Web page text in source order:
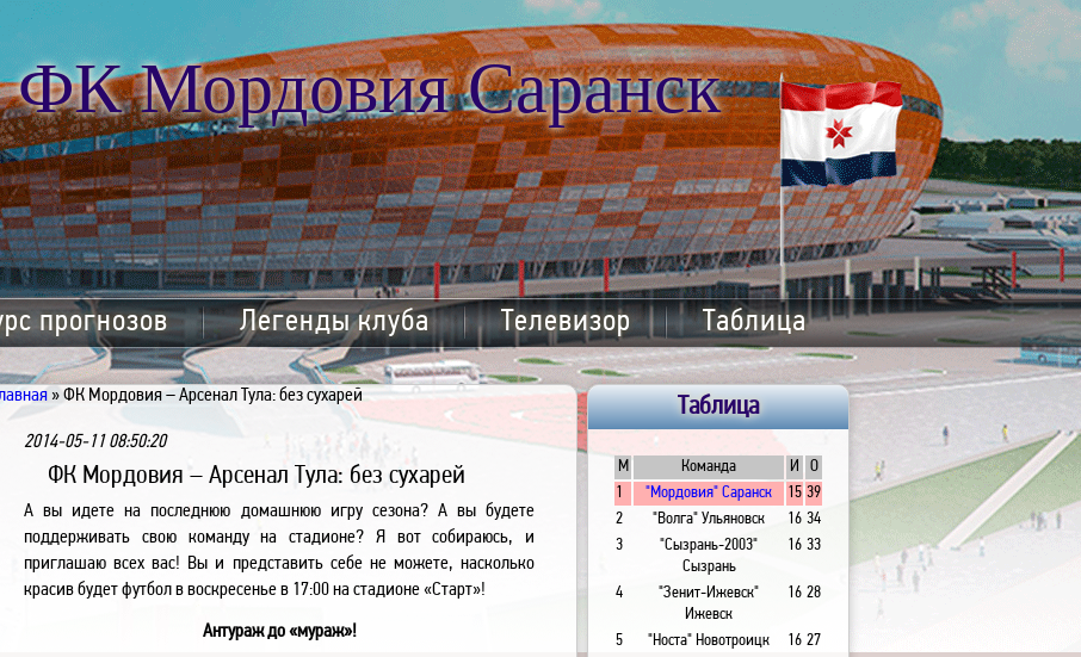
ФК Мордовия Саранск
прогнозов Легенды клуба Телевизор Таблица
» ФК Мордовия – Арсенал Тула: без сухарей
2014-05-11 08:50:20
ФК Мордовия – Арсенал Тула: без сухарей
А вы идете на последнюю домашнюю игру сезона? А вы будете
поддерживать свою команду на стадионе? Я вот собираюсь, и
приглашаю всех вас! Вы и представить себе не можете, насколько
красив будет футбол в воскресенье в 17:00 на стадионе «Старт»!
Антураж до «мураж»!
Таблица
М Команда И
О
1
"Мордовия" Саранск 15 39
2
"Волга" Ульяновск 16 34
3
"Сызрань-2003"
Сызрань
16 33
4
"Зенит-Ижевск"
Ижевск
16 28
5 "Носта" Новотроицк 16 27